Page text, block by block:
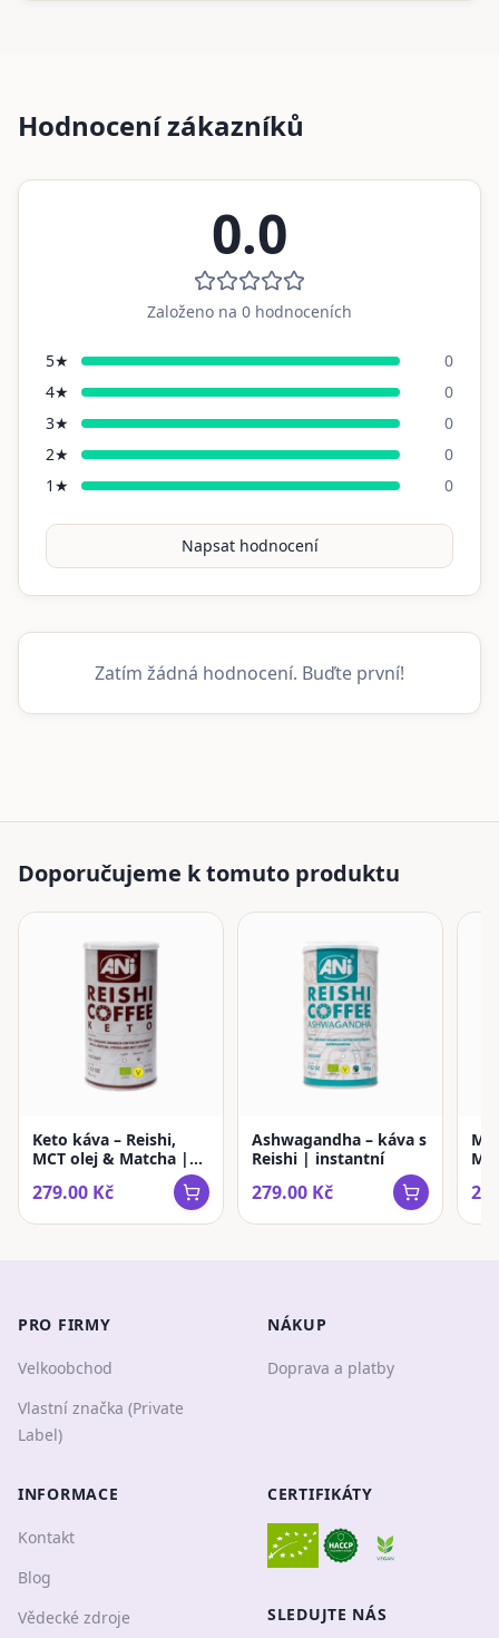
Hodnocení zákazníků
0.0
Založeno na 0 hodnoceních
5★
0
4★
0
3★
0
2★
0
1 ★ 0
Napsat hodnocení
Zatím žádná hodnocení. Buďte první!
Doporučujeme k tomuto produktu
Keto káva – Reishi,
MCT olej & Matcha |
279.00 Kč
Ashwagandha – káva s
Reishi | instantní
279.00 Kč
PRO FIRMY
Velkoobchod
Vlastní značka (Private
Label)
NÁKUP
Doprava a platby
INFORMACE
Kontakt
Blog
Vědecké zdroje
CERTIFIKÁTY
SLEDUJTE NÁS